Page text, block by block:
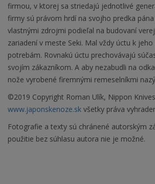
firmou, v ktorej sa striedajú jednotlivé
firmy sú právom hrdí na svojho predka pána
vlastnými zdrojmi podieľal na budovaní
zariadení v meste Seki. Mal vždy úctu k
potrebám. Rovnakú úctu prechovávajú
svojím zákazníkom. A aby nezabudli na
nože vyrobené firemnými remeselníkmi
©2019 Copyright Roman Ulík, Nippon
www.japonskenoze.sk všetky práva
Fotografie a texty sú chránené autorským
použitie bez súhlasu autora nie je možné.